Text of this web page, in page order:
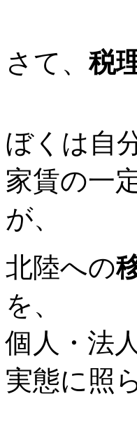
さて、税
ぼくは自
家賃の一
が、
北陸への
を、
個人・法
実態に照